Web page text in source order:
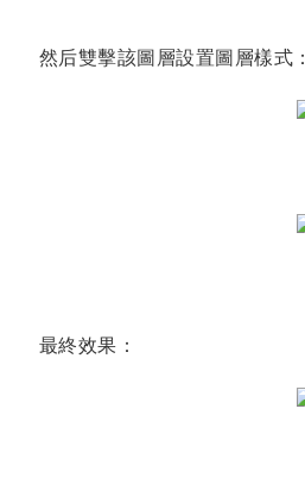
然后雙擊該圖層設置圖層樣式：
最終效果：